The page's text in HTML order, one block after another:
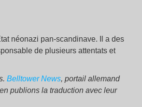
néonazi pan-scandinave. Il a des
de plusieurs attentats et
Belltower News, portail allemand
publions la traduction avec leur